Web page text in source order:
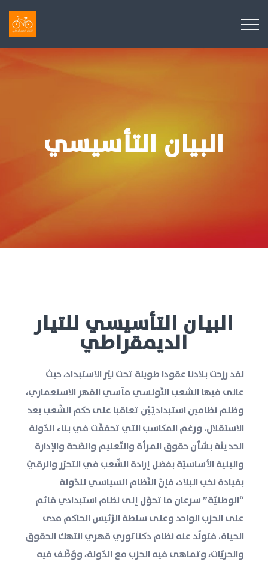
البيان التأسيسي
البيان التأسيسي للتيار
الديمقراطي
لقد رزحت بلادنا عقودا طويلة تحت نيْر الاستبداد، حيث
عانى فيها الشعب التّونسي مآسي القهر الاستعماري،
وظلم نظامين استبداديّيْن تعاقبا على حكم الشّعب بعد
الاستقلال. ورغم المكاسب التي تحققّت في بناء الدّولة
الحديثة بشأن حقوق المرأة والتّعليم والصّحة والإدارة
والبنية الأساسيّة بفضل إرادة الشّعب في التحرّر والرقيّ
بقيادة نخب البلاد، فإنّ النّظام السياسي للدّولة
“الوطنيّة” سرعان ما تحوّل إلى نظام استبدادي قائم
على الحزب الواحد وعلى سلطة الرّئيس الحاكم مدى
الحياة. فتولّد عنه نظام دكتاتوري قهري انتهك الحقوق
والحريّات، وتماهى فيه الحزب مع الدّولة، ووُظّف فيه